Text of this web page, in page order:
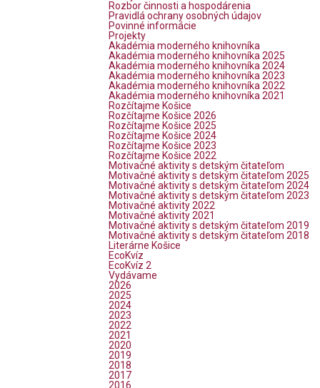
Rozbor činnosti a hospodárenia
Pravidlá ochrany osobných údajov
Povinné informácie
Projekty
Akadémia moderného knihovníka
Akadémia moderného knihovníka 2025
Akadémia moderného knihovníka 2024
Akadémia moderného knihovníka 2023
Akadémia moderného knihovníka 2022
Akadémia moderného knihovníka 2021
Rozčítajme Košice
Rozčítajme Košice 2026
Rozčítajme Košice 2025
Rozčítajme Košice 2024
Rozčítajme Košice 2023
Rozčítajme Košice 2022
Motivačné aktivity s detským čitateľom
Motivačné aktivity s detským čitateľom 2025
Motivačné aktivity s detským čitateľom 2024
Motivačné aktivity s detským čitateľom 2023
Motivačné aktivity 2022
Motivačné aktivity 2021
Motivačné aktivity s detským čitateľom 2019
Motivačné aktivity s detským čitateľom 2018
Literárne Košice
EcoKvíz
EcoKvíz 2
Vydávame
2026
2025
2024
2023
2022
2021
2020
2019
2018
2017
2016